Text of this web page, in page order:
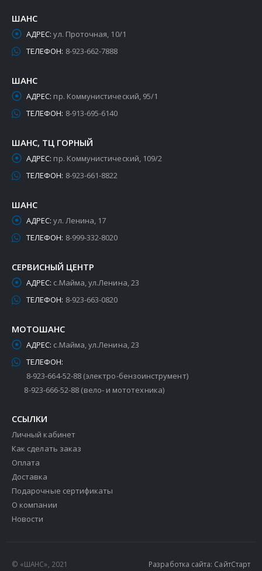
ШАНС
АДРЕС: ул. Проточная, 10/1
ТЕЛЕФОН: 8-923-662-7888
ШАНС
АДРЕС: пр. Коммунистический, 95/1
ТЕЛЕФОН: 8-913-695-6140
ШАНС, ТЦ ГОРНЫЙ
АДРЕС: пр. Коммунистический, 109/2
ТЕЛЕФОН: 8-923-661-8822
ШАНС
АДРЕС: ул. Ленина, 17
ТЕЛЕФОН: 8-999-332-8020
СЕРВИСНЫЙ ЦЕНТР
АДРЕС: с.Майма, ул.Ленина, 23
ТЕЛЕФОН: 8-923-663-0820
МОТОШАНС
АДРЕС: с.Майма, ул.Ленина, 23
ТЕЛЕФОН:
8-923-664-52-88 (электро-бензоинструмент)
8-923-666-52-88 (вело- и мототехника)
ССЫЛКИ
Личный кабинет
Как сделать заказ
Оплата
Доставка
Подарочные сертификаты
О компании
Новости
© «ШАНС», 2021 Разработка сайта: СайтСтарт